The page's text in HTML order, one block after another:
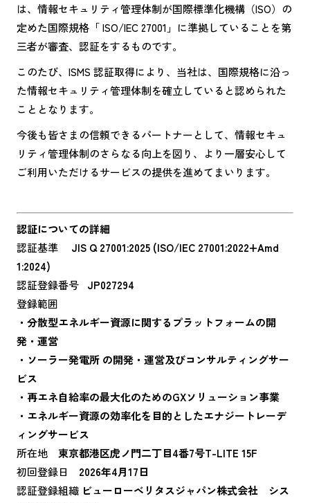
は、情報セキュリティ管理体制が国際標準化機構（ISO）の
定めた国際規格「 ISO/IEC 27001」に準拠していることを第
三者が審査、認証をするものです。
このたび、ISMS 認証取得により、当社は、国際規格に沿っ
た情報セキュリティ管理体制を確立していると認められた
こととなります。
今後も皆さまの信頼できるパートナーとして、情報セキュ
リティ管理体制のさらなる向上を図り、より一層安心して
ご利用いただけるサービスの提供を進めてまいります。
認証についての詳細
認証基準 JIS Q 27001:2025 (ISO/IEC 27001:2022+Amd
1:2024)
認証登録番号 JP027294
登録範囲
・分散型エネルギー資源に関するプラットフォームの開
発・運営
・ソーラー発電所 の開発・運営及びコンサルティングサー
ビス
・再エネ自給率の最大化のためのGXソリューション事業
・エネルギー資源の効率化を目的としたエナジートレーデ
ィングサービス
所在地 東京都港区虎ノ門二丁目4番7号T-LITE 15F
初回登録日 2026年4月17日
認証登録組織 ビューローベリタスジャパン株式会社 シス